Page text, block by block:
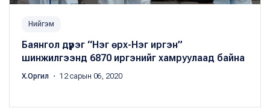
Нийгэм
Баянгол дүүрэг “Нэг өрх-Нэг иргэн”
шинжилгээнд 6870 иргэнийг хамруулаад байна
Х.Оргил ・ 12 сарын 06, 2020